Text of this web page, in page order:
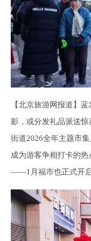
【北京旅游网报道】
影，或分发礼品派送
街道2026全年主题市
成为游客争相打卡的
——1月福市也正式开启